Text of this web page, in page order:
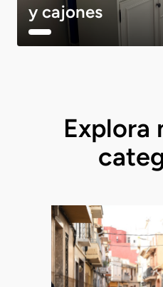
y cajones
Explora